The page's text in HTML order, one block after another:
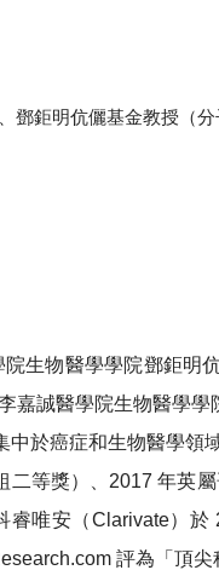
鄧鉅明伉儷基金教授（分
生物醫學學院鄧鉅
誠醫學院生物醫學
於癌症和生物醫學
等獎）、2017 年英
唯安（Clarivate）
評為「頂